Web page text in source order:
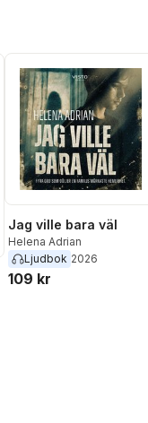
Jag ville bara väl
Helena Adrian
Ljudbok 2026
109 kr